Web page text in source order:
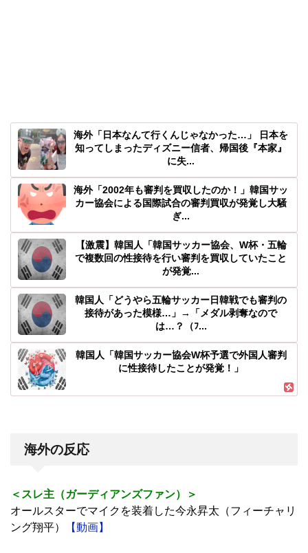
海外「日本なんて行くんじゃなかった…」 日本を
知ってしまったディズニー信者、帰国後『本家』
に失...
海外「2002年も審判を買収したのか！」韓国サッ
カー協会による国際試合の審判買収が発覚し大騒
ぎ...
【激震】韓国人「韓国サッカー協会、W杯・五輪
で複数回の性接待を行い審判を買収していたこと
が発覚...
韓国人「どうやら五輪サッカー日韓戦でも審判の
接待があった模様…」→「メダル剥奪なので
は…？（ﾌ...
韓国人「韓国サッカー協会W杯予選で外国人審判
に性接待したことが発覚！」
海外の反応
＜スレ主（ガーディアンズファン）＞
オールスターでマイクを装着した今永昇太（フィーチャリ
ング翔平）
【動画】